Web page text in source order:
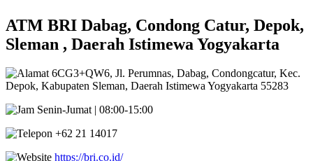
ATM BRI Dabag, Condong Catur, Depok,
Sleman , Daerah Istimewa Yogyakarta
6CG3+QW6, Jl. Perumnas, Dabag, Condongcatur, Kec.
Depok, Kabupaten Sleman, Daerah Istimewa Yogyakarta 55283
Senin-Jumat | 08:00-15:00
+62 21 14017
https://bri.co.id/